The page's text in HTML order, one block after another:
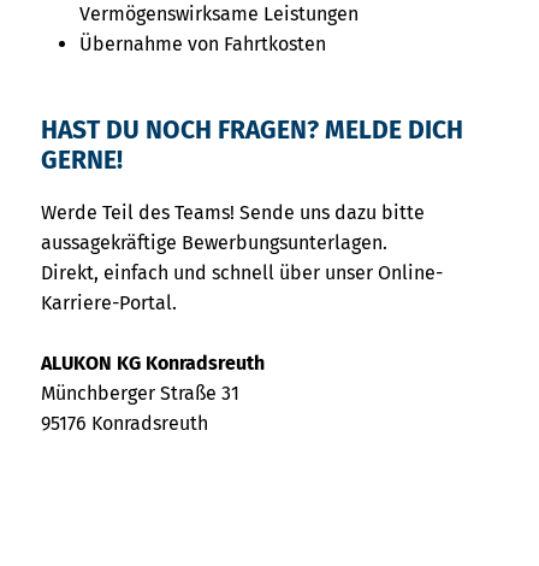
Vermögenswirksame Leistungen
Übernahme von Fahrtkosten
HAST DU NOCH FRAGEN? MELDE DICH
GERNE!
Werde Teil des Teams! Sende uns dazu bitte
aussagekräftige Bewerbungsunterlagen.
Direkt, einfach und schnell über unser Online-
Karriere-Portal.
ALUKON KG Konradsreuth
Münchberger Straße 31
95176 Konradsreuth